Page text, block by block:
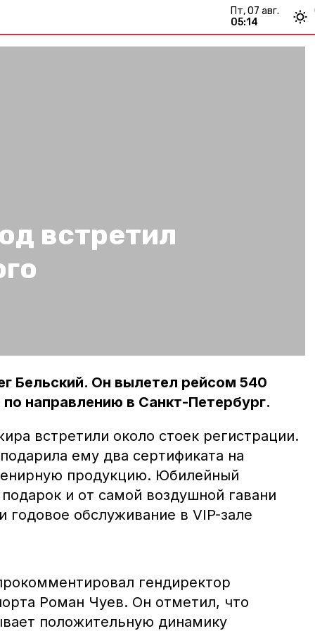
пт, 07 авг.
05:14
встретил
Бельский. Он вылетел рейсом 540
направлению в Санкт-Петербург.
встретили около стоек регистрации.
ему два сертификата на
продукцию. Юбилейный
и от самой воздушной гавани
обслуживание в VIP-зале
гендиректор
Роман Чуев. Он отметил, что
положительную динамику